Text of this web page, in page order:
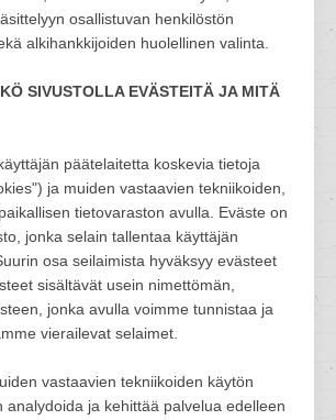
osallistuvan henkilöstön
alkihankkijoiden huolellinen valinta.
SIVUSTOLLA EVÄSTEITÄ JA MITÄ
päätelaitetta koskevia tietoja
ja muiden vastaavien tekniikoiden,
tietovaraston avulla. Eväste on
jonka selain tallentaa käyttäjän
osa seilaimista hyväksyy evästeet
sisältävät usein nimettömän,
jonka avulla voimme tunnistaa ja
vierailevat selaimet.
vastaavien tekniikoiden käytön
analydoida ja kehittää palvelua edelleen